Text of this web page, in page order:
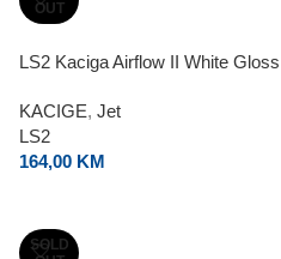
OUT
LS2 Kaciga Airflow II White Gloss
KACIGE, Jet
LS2
164,00 KM
SOLD